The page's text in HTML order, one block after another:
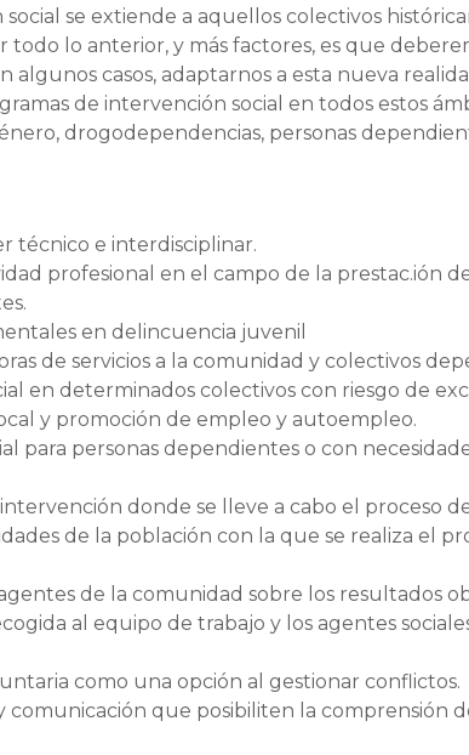
se extiende a aquellos colectivos
todo lo anterior, y más factores, es que
algunos casos, adaptarnos a esta nueva
de intervención social en todos estos
drogodependencias, personas
técnico e interdisciplinar.
profesional en el campo de la prestac.ión
en delincuencia juvenil
de servicios a la comunidad y colectivos
en determinados colectivos con riesgo de
y promoción de empleo y autoempleo.
para personas dependientes o con
donde se lleve a cabo el proceso
de la población con la que se realiza el
de la comunidad sobre los resultados
al equipo de trabajo y los agentes
como una opción al gestionar conflictos.
comunicación que posibiliten la comprensión